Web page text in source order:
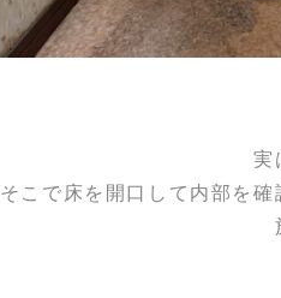
実
そこで床を開口して内部を